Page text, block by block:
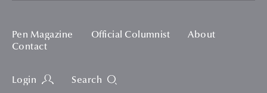
Pen Magazine Official Columnist
About
Contact
Login Search